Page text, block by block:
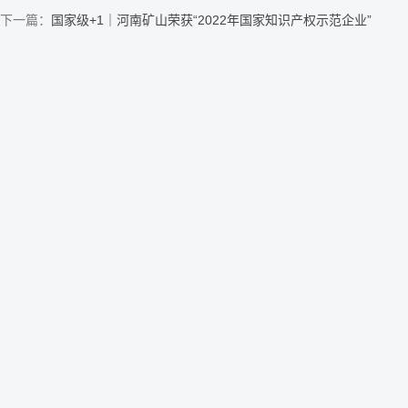
下一篇： 国家级+1｜河南矿山荣获“2022年国家知识产权示范企业”